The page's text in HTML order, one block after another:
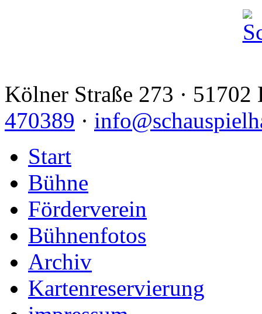
Kölner Straße 273 · 51702
470389 ·
Start
Bühne
Förderverein
Bühnenfotos
Archiv
Kartenreservierung